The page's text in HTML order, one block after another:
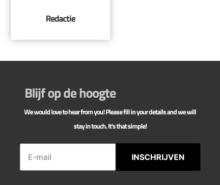
Redactie
Blijf op de hoogte
We would love to hear from you! Please fill in your details and we will
stay in touch. It's that simple!
INSCHRIJVEN